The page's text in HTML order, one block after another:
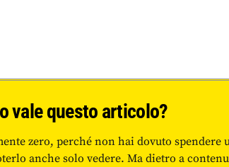
vale questo articolo?
zero, perché non hai dovuto
anche solo vedere. Ma dietro a